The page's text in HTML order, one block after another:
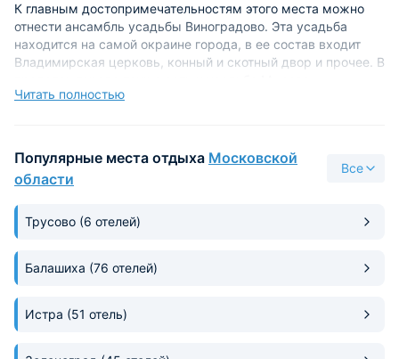
К главным достопримечательностям этого места можно
отнести ансамбль усадьбы Виноградово. Эта усадьба
находится на самой окраине города, в ее состав входит
Владимирская церковь, конный и скотный двор и прочее. В
прекрасные постановки, великолепную игру актеров,
насладиться оригинальностью театрального искусства.
Самым известным и достаточно популярным местом, где
любят отдыхать туристы, является парк культуры и отдыха.
Это единственная специально озелененная территории с
наличием всей необходимой инфраструктуры, что очень
важно в условиях неблагоприятной экологической
Приехав в город, можно снять номер в гостиницах эконом-
класса, которые находятся в отличном состоянии,
Читать полностью
Популярные места отдыха Московской
области
Все
Трусово (6 отелей)
Балашиха (76 отелей)
Истра (51 отель)